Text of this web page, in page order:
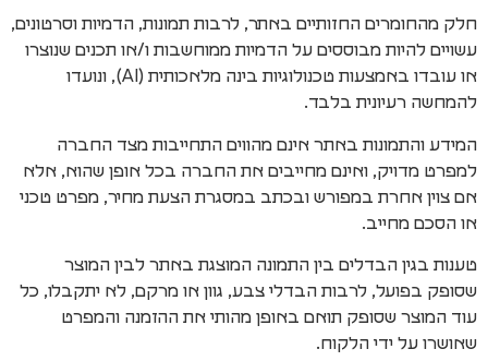
חלק מהחומרים החזותיים באתר, לרבות תמונות, הדמיות וסרטונים,
עשויים להיות מבוססים על הדמיות ממוחשבות ו/או תכנים שנוצרו
או עובדו באמצעות טכנולוגיות בינה מלאכותית (AI), ונועדו
להמחשה רעיונית בלבד.
המידע והתמונות באתר אינם מהווים התחייבות מצד החברה
למפרט מדויק, ואינם מחייבים את החברה בכל אופן שהוא, אלא
אם צוין אחרת במפורש ובכתב במסגרת הצעת מחיר, מפרט טכני
או הסכם מחייב.
טענות בגין הבדלים בין התמונה המוצגת באתר לבין המוצר
שסופק בפועל, לרבות הבדלי צבע, גוון או מרקם, לא יתקבלו, כל
עוד המוצר שסופק תואם באופן מהותי את ההזמנה והמפרט
שאושרו על ידי הלקוח.